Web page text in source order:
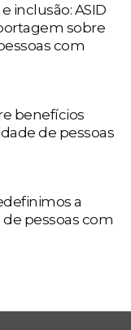
inclusão: ASID
sobre
com
benefícios
de pessoas
a
pessoas com